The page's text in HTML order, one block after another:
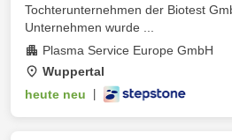
Tochterunternehmen der Biotest
Unternehmen wurde ...
Plasma Service Europe GmbH
Wuppertal
heute neu